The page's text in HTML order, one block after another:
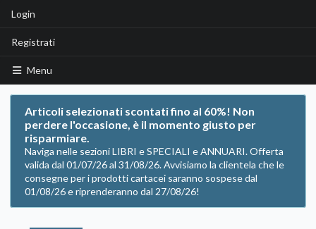
Login
Registrati
Menu
Articoli selezionati scontati fino al 60%! Non
perdere l'occasione, è il momento giusto per
risparmiare.
Naviga nelle sezioni LIBRI e SPECIALI e ANNUARI. Offerta
valida dal 01/07/26 al 31/08/26. Avvisiamo la clientela che le
consegne per i prodotti cartacei saranno sospese dal
01/08/26 e riprenderanno dal 27/08/26!